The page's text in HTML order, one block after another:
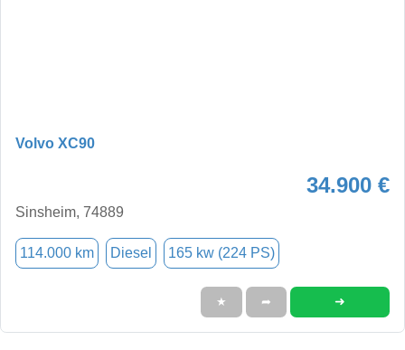
Volvo XC90
34.900 €
Sinsheim, 74889
114.000 km Diesel 165 kw (224 PS)
★ ➦ ➜